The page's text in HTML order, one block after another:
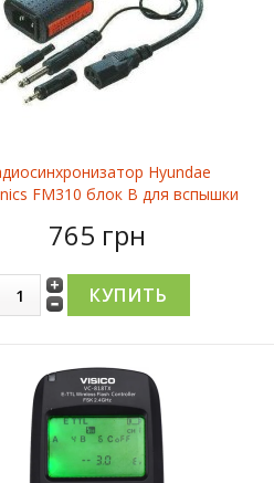
Hyundae
FM310 блок В для вспышки
765 грн